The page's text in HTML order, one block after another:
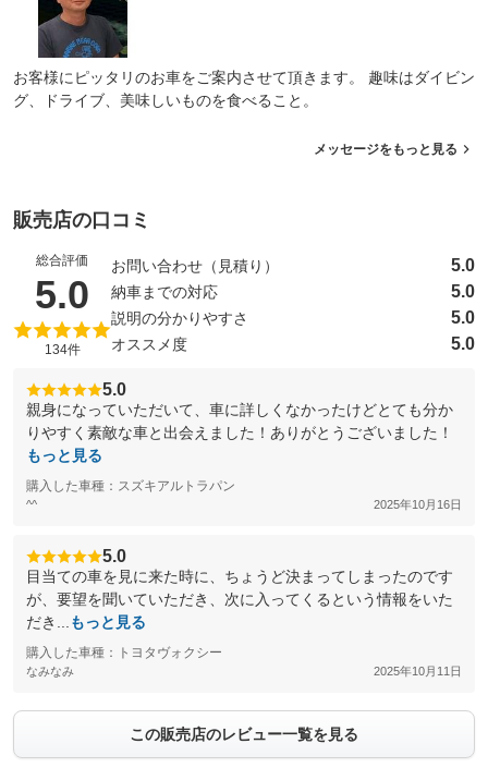
お客様にピッタリのお車をご案内させて頂きます。 趣味はダイビン
グ、ドライブ、美味しいものを食べること。
メッセージをもっと見る
販売店の口コミ
総合評価
5.0 （5点満点中）
134件
お問い合わせ（見積り） 5.0
納車までの対応 5.0
説明の分かりやすさ 5.0
オススメ度 5.0
5.0
親身になっていただいて、車に詳しくなかったけどとても分か
りやすく素敵な車と出会えました！ありがとうございました！
もっと見る
購入した車種：スズキアルトラパン
^^ 2025年10月16日
5.0
目当ての車を見に来た時に、ちょうど決まってしまったのです
が、要望を聞いていただき、次に入ってくるという情報をいた
だき...
もっと見る
購入した車種：トヨタヴォクシー
なみなみ 2025年10月11日
この販売店のレビュー一覧を見る